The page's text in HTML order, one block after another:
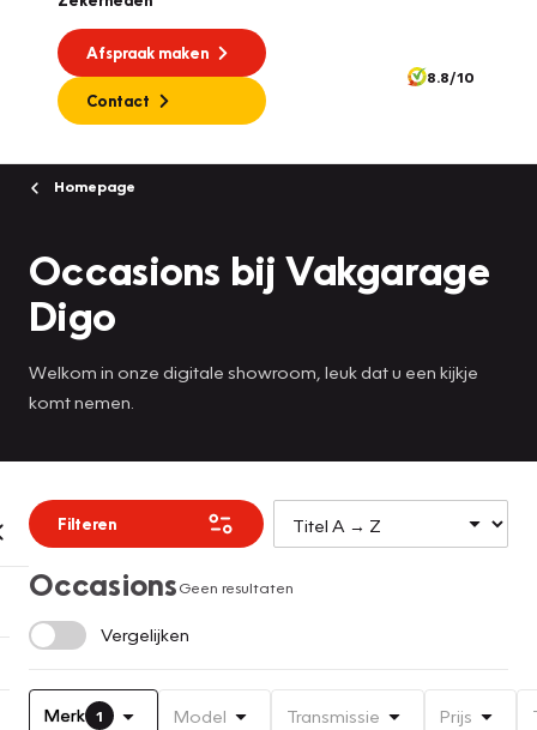
Afspraak maken
Contact
8.8/10
Homepage
Occasions bij Vakgarage
Digo
Welkom in onze digitale showroom, leuk dat u een kijkje
komt nemen.
Filteren
OccasionsGeen resultaten
Vergelijken
Merk 1 Model Transmissie Prijs